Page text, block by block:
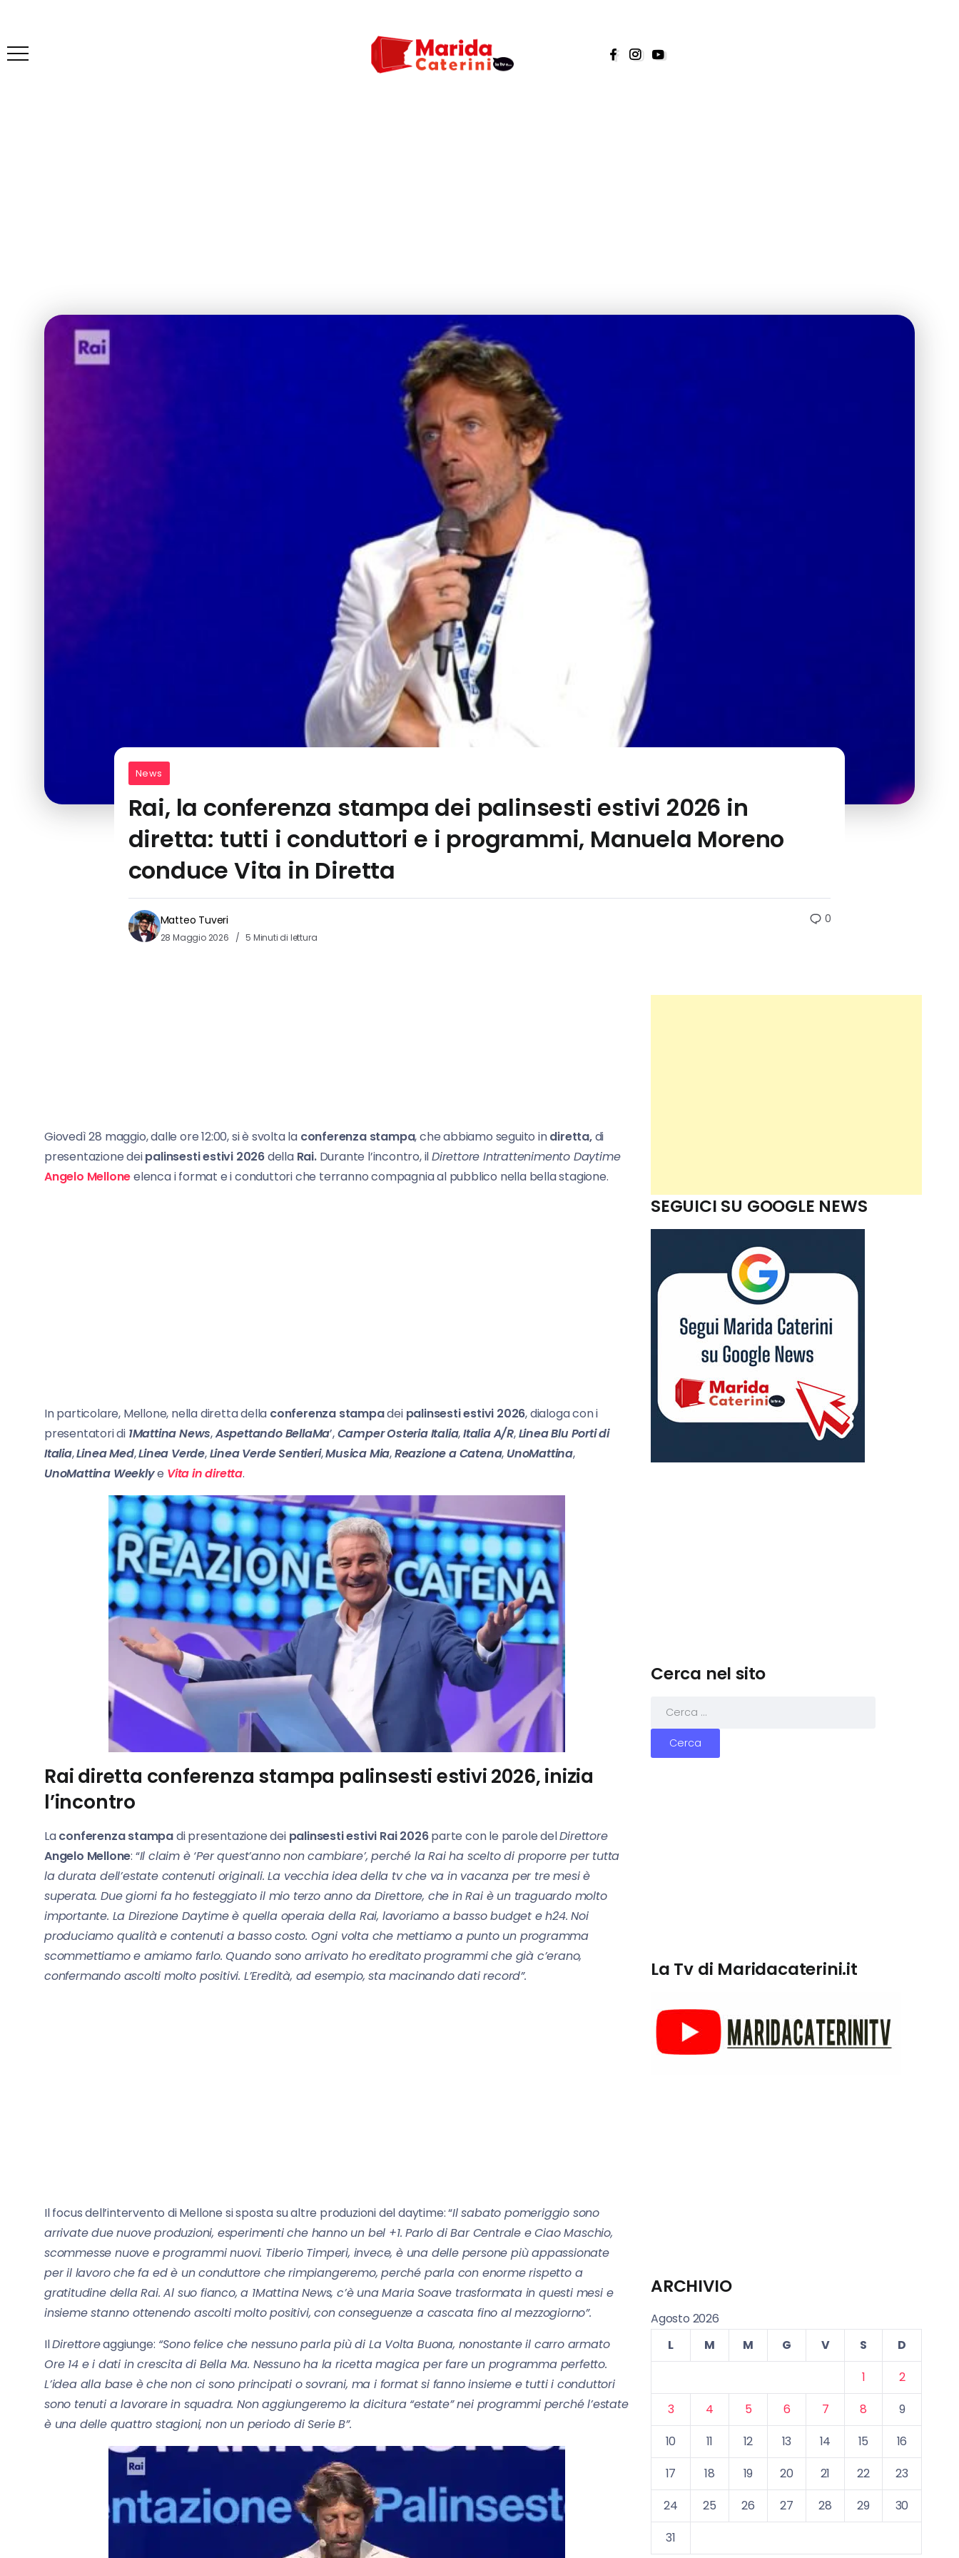
News
Rai, la conferenza stampa dei palinsesti estivi 2026 in
diretta: tutti i conduttori e i programmi, Manuela Moreno
conduce Vita in Diretta
Matteo Tuveri
28 Maggio 2026 5 Minuti di lettura
0
Giovedì 28 maggio, dalle ore 12:00, si è svolta la conferenza stampa, che abbiamo seguito indiretta,di
presentazione deipalinsesti estivi 2026della Rai.Durante l’incontro, ilDirettore Intrattenimento Daytime
Angelo Melloneelenca i format e i conduttori che terranno compagnia al pubblico nella bella stagione.
In particolare, Mellone, nella diretta della conferenza stampadei palinsesti estivi 2026, dialoga con i
presentatori di 1Mattina News,Aspettando BellaMa’,Camper Osteria Italia,Italia A/R,Linea Blu Porti di
Italia,Linea Med,Linea Verde,Linea Verde Sentieri,Musica Mia,Reazione a Catena, UnoMattina,
UnoMattina Weeklye Vita in diretta.
Rai diretta conferenza stampa palinsesti estivi 2026, inizia
l’incontro
Laconferenza stampadi presentazione dei palinsesti estivi Rai 2026parte con le parole delDirettore
Angelo Mellone: “Il claim è ‘Per quest’anno non cambiare’, perché la Rai ha scelto di proporre per tutta
la durata dell’estate contenuti originali. La vecchia idea della tv che va in vacanza per tre mesi è
superata. Due giorni fa ho festeggiato il mio terzo anno da Direttore, che in Rai è un traguardo molto
importante. La Direzione Daytime è quella operaia della Rai, lavoriamo a basso budget e h24. Noi
produciamo qualità e contenuti a basso costo. Ogni volta che mettiamo a punto un programma
scommettiamo e amiamo farlo. Quando sono arrivato ho ereditato programmi che già c’erano,
confermando ascolti molto positivi. L’Eredità, ad esempio, sta macinando dati record”.
Il focus dell’intervento di Mellone si sposta su altre produzioni del daytime: “Il sabato pomeriggio sono
arrivate due nuove produzioni, esperimenti che hanno un bel +1. Parlo di Bar Centrale e Ciao Maschio,
scommesse nuove e programmi nuovi. Tiberio Timperi, invece, è una delle persone più appassionate
per il lavoro che fa ed è un conduttore che rimpiangeremo, perché parla con enorme rispetto a
gratitudine della Rai. Al suo fianco, a 1Mattina News, c’è una Maria Soave trasformata in questi mesi e
insieme stanno ottenendo ascolti molto positivi, con conseguenze a cascata fino al mezzogiorno”.
IlDirettoreaggiunge: “Sono felice che nessuno parla più di La Volta Buona, nonostante il carro armato
Ore 14 e i dati in crescita di Bella Ma. Nessuno ha la ricetta magica per fare un programma perfetto.
L’idea alla base è che non ci sono principati o sovrani, ma i format si fanno insieme e tutti i conduttori
sono tenuti a lavorare in squadra. Non aggiungeremo la dicitura “estate” nei programmi perché l’estate
è una delle quattro stagioni, non un periodo di Serie B”.
SEGUICI SU GOOGLE NEWS
Cerca nel sito
La Tv di Maridacaterini.it
ARCHIVIO
Agosto 2026
L
M M G V S
D
1
2
3
4 5 6 7 8
9
10
11 12 13 14 15
16
17
18 19 20 21 22
23
24
25 26 27 28 29
30
31